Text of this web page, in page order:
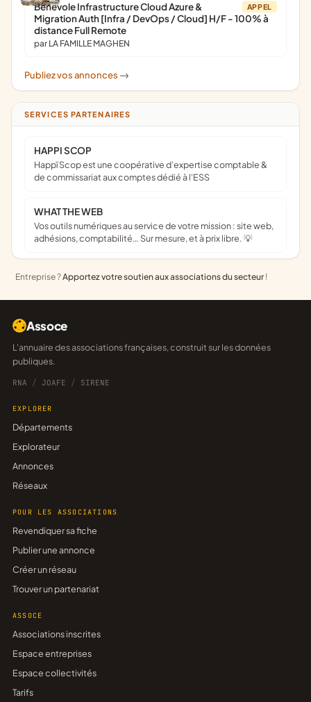
APPEL
Bénévole Infrastructure Cloud Azure &
Migration Auth [Infra / DevOps / Cloud] H/F - 100% à
distance Full Remote
par LA FAMILLE MAGHEN
Publiez vos annonces ->
SERVICES PARTENAIRES
HAPPI SCOP
Happï Scop est une coopérative d’expertise comptable &
de commissariat aux comptes dédié à l'ESS
WHAT THE WEB
Vos outils numériques au service de votre mission : site web,
adhésions, comptabilité… Sur mesure, et à prix libre. 💡
Entreprise ?Apportez votre soutien aux associations du secteur !
Assoce
L'annuaire des associations françaises, construit sur les données
publiques.
RNA / JOAFE / SIRENE
EXPLORER
Départements
Explorateur
Annonces
Réseaux
POUR LES ASSOCIATIONS
Revendiquer sa fiche
Publier une annonce
Créer un réseau
Trouver un partenariat
ASSOCE
Associations inscrites
Espace entreprises
Espace collectivités
Tarifs